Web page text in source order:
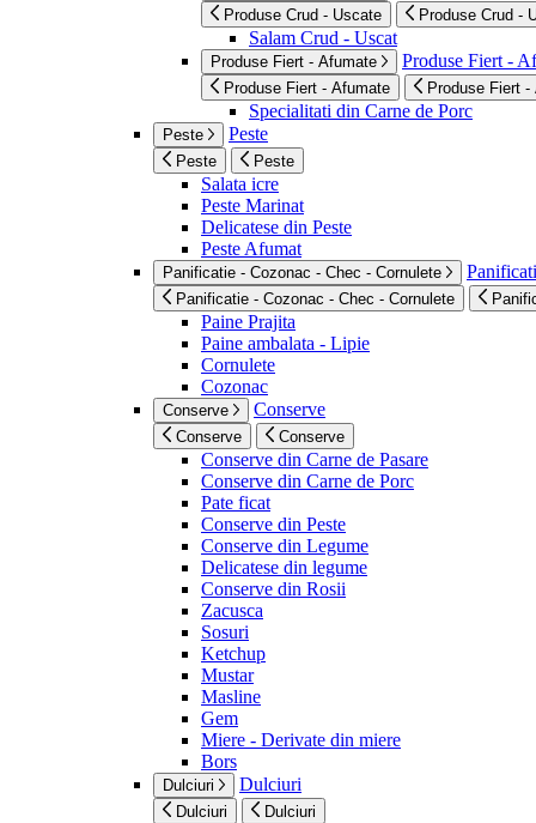
Produse Crud - Uscate Produse Crud -
Salam Crud - Uscat
Produse Fiert - Afumate Produse Fiert -
Produse Fiert - Afumate Produse Fiert -
Specialitati din Carne de Porc
Peste Peste
Peste Peste
Salata icre
Peste Marinat
Delicatese din Peste
Peste Afumat
Panificatie - Cozonac - Chec - Cornulete
Panificatie - Cozonac - Chec - Cornulete
Paine Prajita
Paine ambalata - Lipie
Cornulete
Cozonac
Conserve Conserve
Conserve Conserve
Conserve din Carne de Pasare
Conserve din Carne de Porc
Pate ficat
Conserve din Peste
Conserve din Legume
Delicatese din legume
Conserve din Rosii
Zacusca
Sosuri
Ketchup
Mustar
Masline
Gem
Miere - Derivate din miere
Bors
Dulciuri Dulciuri
Dulciuri Dulciuri